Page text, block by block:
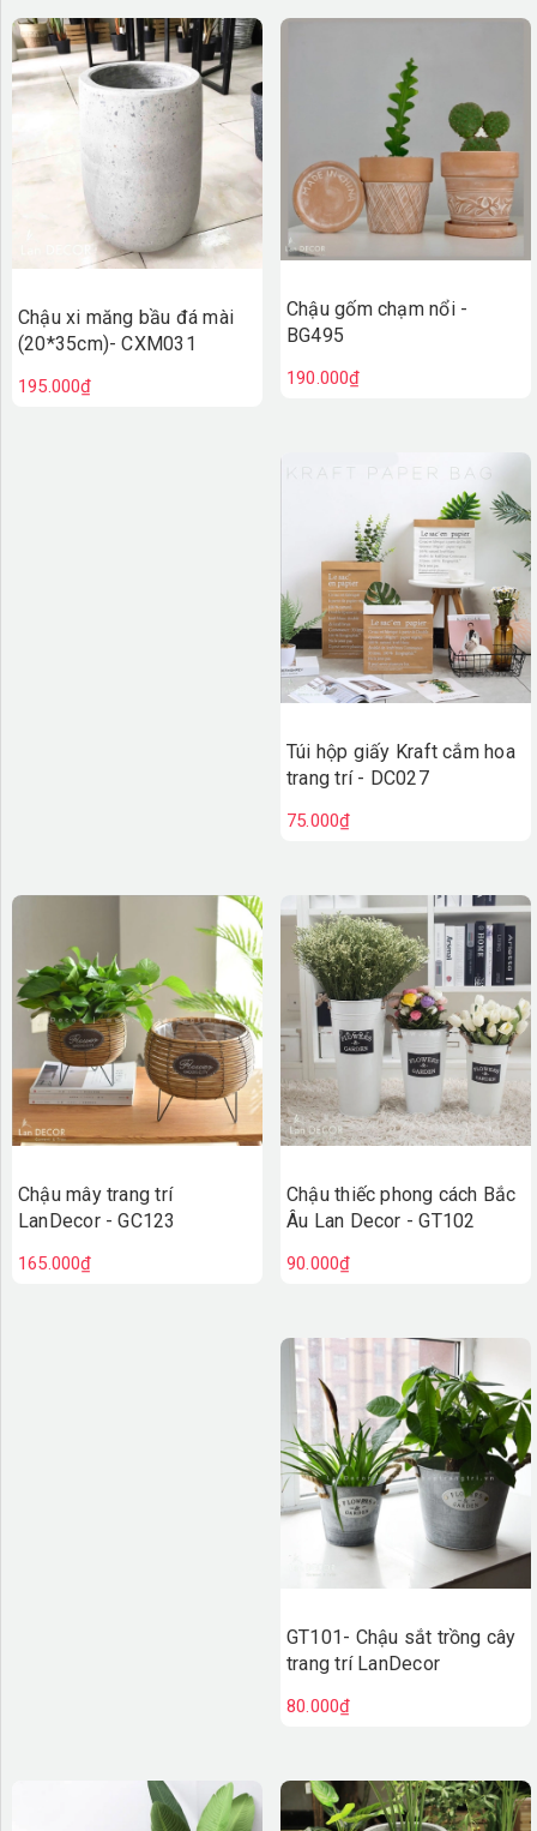
Chậu xi măng bầu đá mài
(20*35cm)- CXM031
195.000₫
Chậu gốm chạm nổi -
BG495
190.000₫
Túi hộp giấy Kraft cắm hoa
trang trí - DC027
75.000₫
Chậu mây trang trí
LanDecor - GC123
165.000₫
Chậu thiếc phong cách Bắc
Âu Lan Decor - GT102
90.000₫
GT101- Chậu sắt trồng cây
trang trí LanDecor
80.000₫